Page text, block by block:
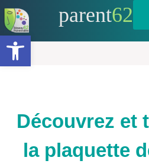
Ouvrir la barre d’outils
parent62
Découvrez et
la plaquette